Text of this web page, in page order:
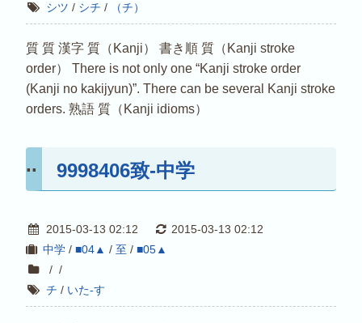
シツ / シチ / （チ）
質 質 漢字 質（Kanji） 書き順 質（Kanji stroke
order） There is not only one “Kanji stroke order
(Kanji no kakijyun)”. There can be several Kanji stroke
orders. 熟語 質（Kanji idioms）
9998406致-中学
2015-03-13 02:12
2015-03-13 02:12
中学/ ■04▲ / 至 / ■05▲
/ /
チ / いた-す